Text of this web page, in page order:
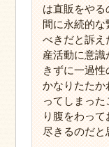
は直販をや
間に永続的な
べきだと訴え
産活動に意
きずに一過
かなりたたか
ってしまっ
り腹をわっ
尽きるのだと